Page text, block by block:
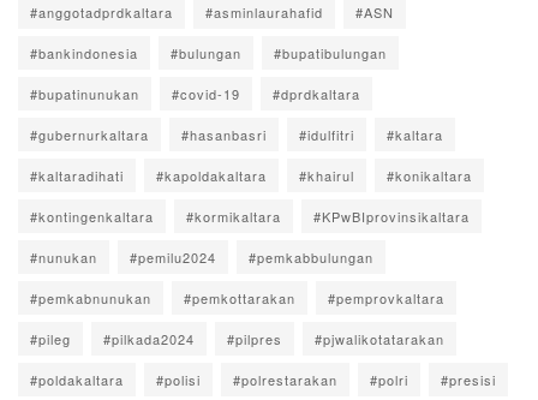
#anggotadprdkaltara #asminlaurahafid #ASN
#bankindonesia #bulungan #bupatibulungan
#bupatinunukan #covid-19 #dprdkaltara
#gubernurkaltara #hasanbasri #idulfitri #kaltara
#kaltaradihati #kapoldakaltara #khairul #konikaltara
#kontingenkaltara #kormikaltara #KPwBIprovinsikaltara
#nunukan #pemilu2024 #pemkabbulungan
#pemkabnunukan #pemkottarakan #pemprovkaltara
#pileg #pilkada2024 #pilpres #pjwalikotatarakan
#poldakaltara #polisi #polrestarakan #polri #presisi